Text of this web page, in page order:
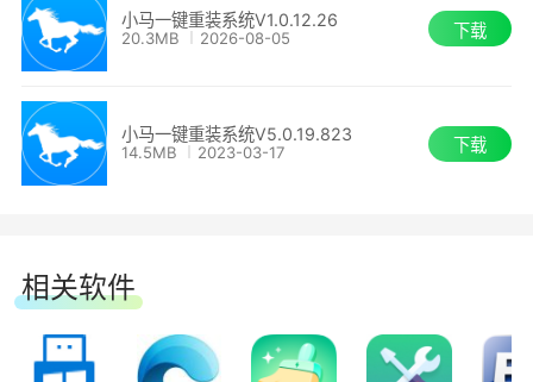
1.全新内核改进，全新清爽界面;
2.检测并显示系统和硬件状态;
3.检测和显示网络连接状态;
5.增加系统备份/还原系统，完全可以取代一键
备份还原类的软件;
小马一键重装系统V1.0.12.26
20.3MB 2026-08-05 下载
小马一键重装系统V5.0.19.823
14.5MB 2023-03-17 下载
相关软件